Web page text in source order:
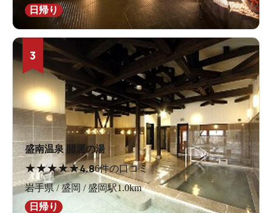
日帰り
3
盛南温泉 開運の湯
★★★★★4.86件の口コミ
岩手県 / 盛岡 / 盛岡駅1.0km
日帰り